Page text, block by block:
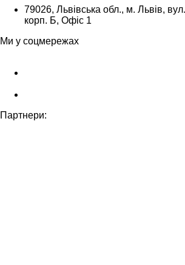
79026, Львівська обл., м. Львів,
корп. Б, Офіс 1
Ми у соцмережах
Партнери: